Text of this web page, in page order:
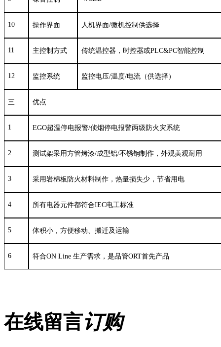
10 操作界面 人机界面/微机控制供选择
11 主控制方式 传统温控器，时控器或PLC&PC智能控制
12 监控系统 监控电压/温度/电流（供选择）
三 优点
1 EGO超温停电报警/侦烟停电报警两级防火灾系统
2 测试架采用方管烤漆/成型铝/不锈钢制作，外观美观耐用
3 采用岩棉板防火材料制作，热量损失少，节省用电
4 所有电器元件都符合IEC电工标准
5 体积小，方便移动、搬迁及运输
6 符合ON Line 生产需求，是品管ORT首先产品
在线留言订购